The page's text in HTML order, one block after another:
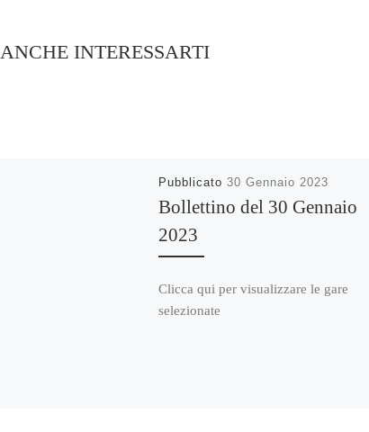
INTERESSARTI
Pubblicato 30 Gennaio 2023
Bollettino del 30 Gennaio
2023
Clicca qui per visualizzare le gare
selezionate